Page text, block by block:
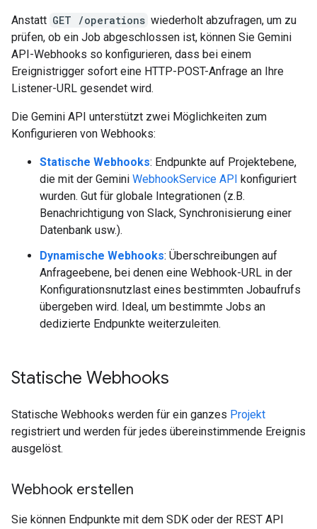
Anstatt GET /operations wiederholt abzufragen, um zu
prüfen, ob ein Job abgeschlossen ist, können Sie Gemini
API-Webhooks so konfigurieren, dass bei einem
Ereignistrigger sofort eine HTTP-POST-Anfrage an Ihre
Listener-URL gesendet wird.
Die Gemini API unterstützt zwei Möglichkeiten zum
Konfigurieren von Webhooks:
Statische Webhooks: Endpunkte auf Projektebene,
die mit der Gemini WebhookService API konfiguriert
wurden. Gut für globale Integrationen (z.B.
Benachrichtigung von Slack, Synchronisierung einer
Datenbank usw.).
Dynamische Webhooks: Überschreibungen auf
Anfrageebene, bei denen eine Webhook-URL in der
Konfigurationsnutzlast eines bestimmten Jobaufrufs
übergeben wird. Ideal, um bestimmte Jobs an
dedizierte Endpunkte weiterzuleiten.
Statische Webhooks
Statische Webhooks werden für ein ganzes Projekt
registriert und werden für jedes übereinstimmende Ereignis
ausgelöst.
Webhook erstellen
Sie können Endpunkte mit dem SDK oder der REST API